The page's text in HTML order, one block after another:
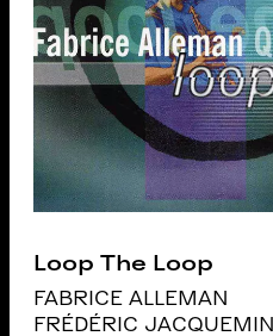
Loop The Loop
FABRICE ALLEMAN
FRÉDÉRIC JACQUEMIN